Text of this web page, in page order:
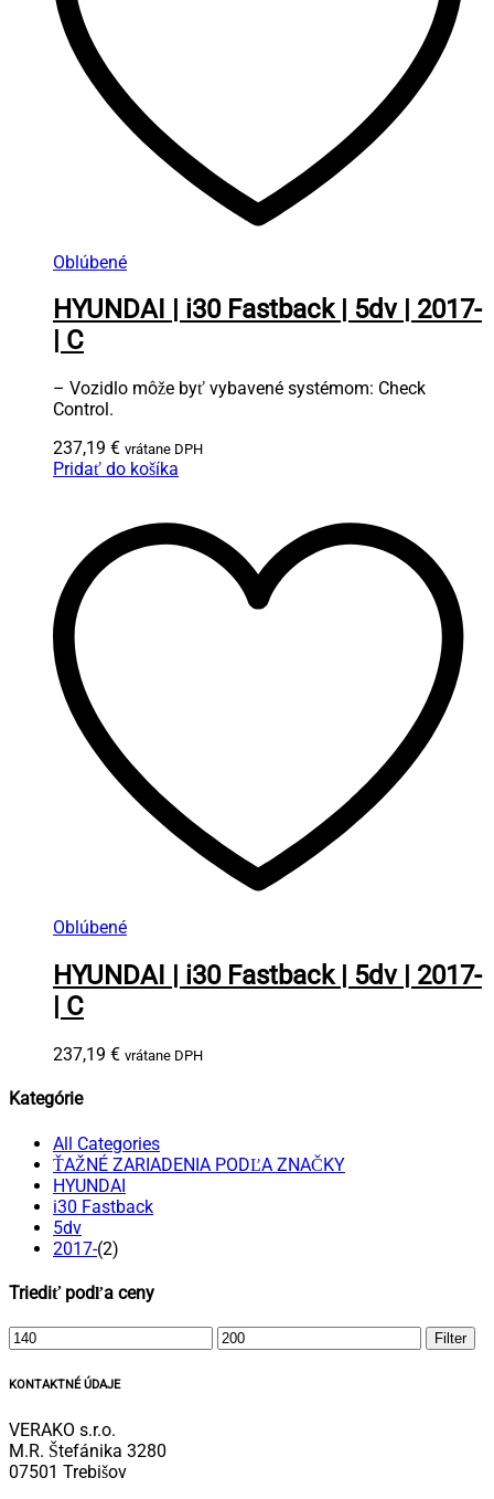
Oblúbené
HYUNDAI | i30 Fastback | 5dv | 2017-
| C
– Vozidlo môže byť vybavené systémom: Check
Control.
237,19 € vrátane DPH
Pridať do košíka
Oblúbené
HYUNDAI | i30 Fastback | 5dv | 2017-
| C
237,19 € vrátane DPH
Kategórie
All Categories
ŤAŽNÉ ZARIADENIA PODĽA ZNAČKY
HYUNDAI
i30 Fastback
5dv
2017-(2)
Triediť podľa ceny
Minimálna
Maximálna
Filter
KONTAKTNÉ ÚDAJE
VERAKO s.r.o.
M.R. Štefánika 3280
07501 Trebišov